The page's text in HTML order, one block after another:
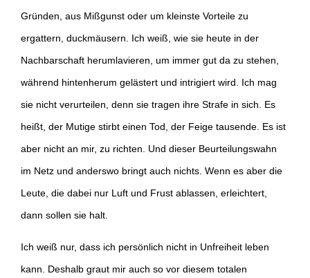
Gründen, aus Mißgunst oder um kleinste Vorteile zu
ergattern, duckmäusern. Ich weiß, wie sie heute in der
Nachbarschaft herumlavieren, um immer gut da zu stehen,
während hintenherum gelästert und intrigiert wird. Ich mag
sie nicht verurteilen, denn sie tragen ihre Strafe in sich. Es
heißt, der Mutige stirbt einen Tod, der Feige tausende. Es ist
aber nicht an mir, zu richten. Und dieser Beurteilungswahn
im Netz und anderswo bringt auch nichts. Wenn es aber die
Leute, die dabei nur Luft und Frust ablassen, erleichtert,
dann sollen sie halt.
Ich weiß nur, dass ich persönlich nicht in Unfreiheit leben
kann. Deshalb graut mir auch so vor diesem totalen